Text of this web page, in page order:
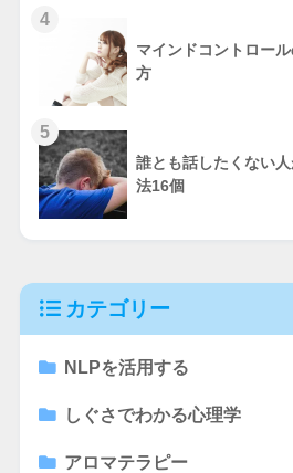
4
マインドコントロー
方
5
誰とも話したくない
法16個
カテゴリー
NLPを活用する
しぐさでわかる心理学
アロマテラピー